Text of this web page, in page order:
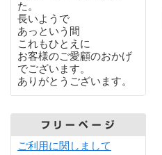
た。
長いようで
あっという間
これもひとえに
お客様のご愛顧のおかげ
でございます。
ありがとうございます。
ご利用に関しまして